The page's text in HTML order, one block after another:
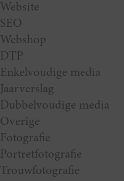
Website
SEO
Webshop
DTP
Enkelvoudige media
Jaarverslag
Dubbelvoudige media
Overige
Fotografie
Portretfotografie
Trouwfotografie